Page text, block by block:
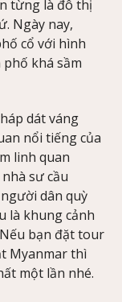
từng là đô thị
Ngày nay,
cổ với hình
khá sầm
dát váng
nổi tiếng của
linh quan
sư cầu
dân quỳ
là khung cảnh
bạn đặt tour
Myanmar thì
một lần nhé.